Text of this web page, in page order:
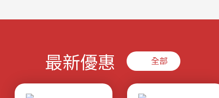
最新優惠 全部